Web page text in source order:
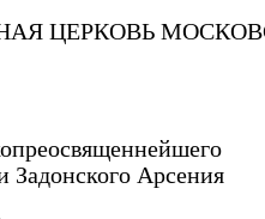
ЦЕРКОВЬ
Задонского Арсения